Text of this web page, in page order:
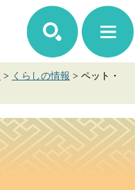
> くらしの情報 > ペット・